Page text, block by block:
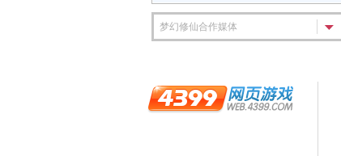
梦幻修仙合作媒体